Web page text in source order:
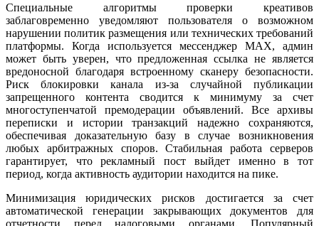
Специальные алгоритмы проверки креативов
заблаговременно уведомляют пользователя о возможном
нарушении политик размещения или технических требований
платформы. Когда используется мессенджер MAX, админ
может быть уверен, что предложенная ссылка не является
вредоносной благодаря встроенному сканеру безопасности.
Риск блокировки канала из-за случайной публикации
запрещенного контента сводится к минимуму за счет
многоступенчатой премодерации объявлений. Все архивы
переписки и истории транзакций надежно сохраняются,
обеспечивая доказательную базу в случае возникновения
любых арбитражных споров. Стабильная работа серверов
гарантирует, что рекламный пост выйдет именно в тот
период, когда активность аудитории находится на пике.
Минимизация юридических рисков достигается за счет
автоматической генерации закрывающих документов для
отчетности перед налоговыми органами. Популярный